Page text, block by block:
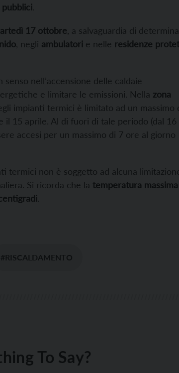
.
17 ottobre , a salvaguardia di
, negli ambulatori e nelle residenze
nell’accensione delle caldaie
e limitare le emissioni. Nella zona
impianti termici è limitato ad un massimo
15 aprile. Al di fuori di tale periodo (dal 16
accesi per un massimo di 7 ore al giorno
termici non è soggetto ad alcuna
Si ricorda che la temperatura massima
.
#RISCALDAMENTO
To Say?